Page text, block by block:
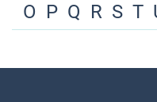
O P Q R S T